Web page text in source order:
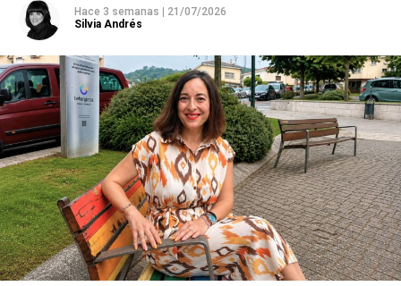
Hace 3 semanas
21/07/2026
Silvia Andrés